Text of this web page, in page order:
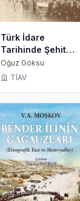
Türk İdare
Tarihinde Şehit
Kaymakamlar
Oğuz Göksu
TİAV